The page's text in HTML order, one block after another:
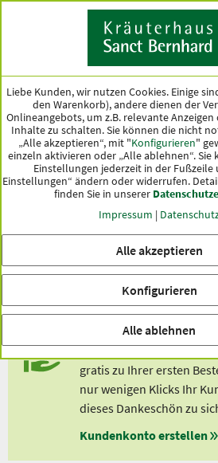
Land
Ok
KATEGORIEN ANGEBOTE
versandkostenfrei
innerhalb Deutschlands
Erhalten Sie eines
gratis zu Ihrer ersten
nur wenigen Klicks Ihr
dieses Dankeschön zu
Kundenkonto erstellen
Liebe Kunden, wir nutzen Cookies. Einige
den Warenkorb), andere dienen der
Onlineangebots, um z.B. relevante
Inhalte zu schalten. Sie können die nicht
„Alle akzeptieren“, mit "Konfigurieren"
einzeln aktivieren oder „Alle ablehnen“. Sie
Einstellungen jederzeit in der Fußzeile
Einstellungen“ ändern oder widerrufen.
finden Sie in unserer
Impressum |
Alle akzeptieren
Konfigurieren
Alle ablehnen